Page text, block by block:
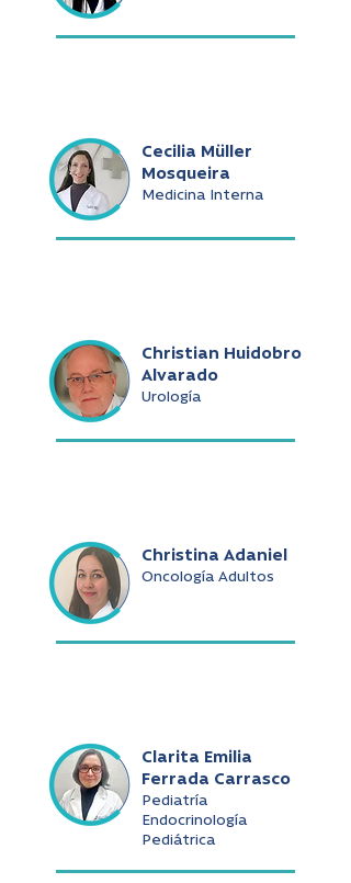
Cecilia Müller
Mosqueira
Medicina Interna
Christian Huidobro
Alvarado
Urología
Christina Adaniel
Oncología Adultos
Clarita Emilia
Ferrada Carrasco
Pediatría
Endocrinología
Pediátrica